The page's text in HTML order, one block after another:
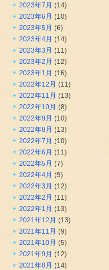
2023年7月 (14)
2023年6月 (10)
2023年5月 (6)
2023年4月 (14)
2023年3月 (11)
2023年2月 (12)
2023年1月 (16)
2022年12月 (11)
2022年11月 (13)
2022年10月 (8)
2022年9月 (10)
2022年8月 (13)
2022年7月 (10)
2022年6月 (11)
2022年5月 (7)
2022年4月 (9)
2022年3月 (12)
2022年2月 (11)
2022年1月 (13)
2021年12月 (13)
2021年11月 (9)
2021年10月 (5)
2021年9月 (12)
2021年8月 (14)